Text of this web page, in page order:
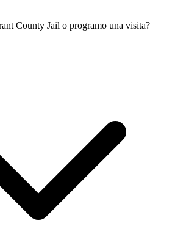
County Jail o programo una visita?